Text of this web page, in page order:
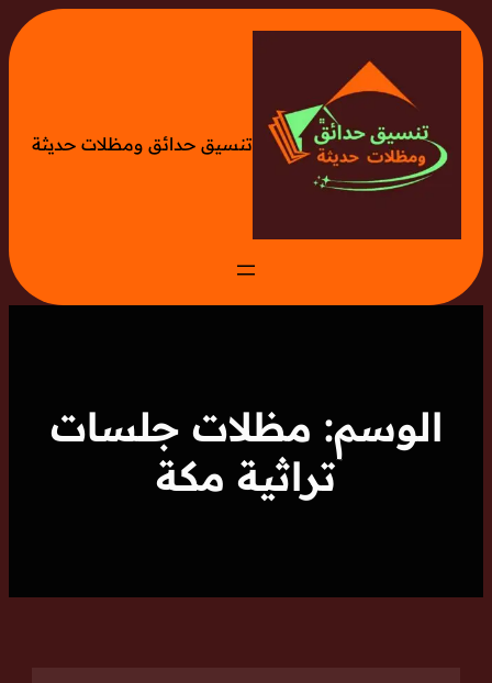
تخطى
إلى
تنسيق حدائق ومظلات حديثة
الوسم: مظلات جلسات
تراثية مكة